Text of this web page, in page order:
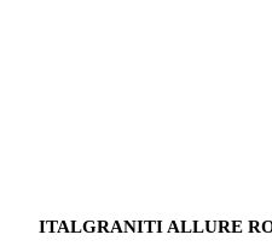
ITALGRANITI ALLURE